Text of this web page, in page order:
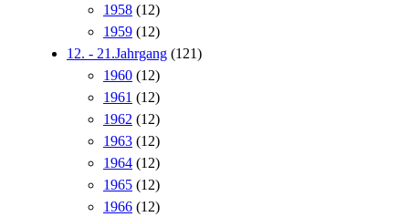
1958 (12)
1959 (12)
12. - 21.Jahrgang (121)
1960 (12)
1961 (12)
1962 (12)
1963 (12)
1964 (12)
1965 (12)
1966 (12)